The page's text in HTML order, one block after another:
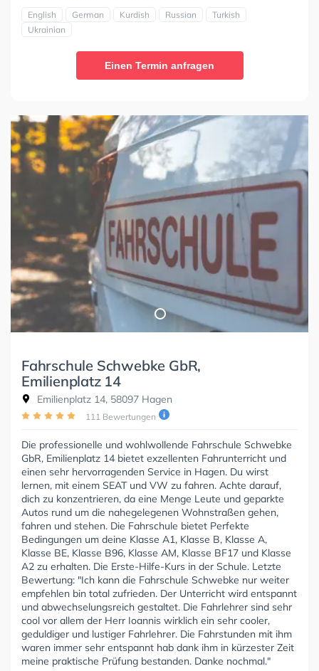
English German Kurdish Russian
Turkish
Ukrainian
Einen Termin anfragen
Fahrschule Schwebke GbR,
Emilienplatz 14
Emilienplatz 14, 58097 Hagen
111 Bewertungen
Die professionelle und wohlwollende Fahrschule Schwebke
GbR, Emilienplatz 14 bietet exzellenten Fahrunterricht und
einen sehr hervorragenden Service in Hagen. Du wirst
lernen, mit einem SEAT und VW zu fahren. Achte darauf,
dich zu konzentrieren, da eine Menge Leute und geparkte
Autos rund um die nahegelegenen Wohnstraßen gehen,
fahren und stehen. Die Fahrschule bietet Perfekte
Bedingungen um deine Klasse A1, Klasse B, Klasse A,
Klasse BE, Klasse B96, Klasse AM, Klasse BF17 und Klasse
A2 zu erhalten. Die Erste-Hilfe-Kurs in der Schule. Letzte
Bewertung: "Ich kann die Fahrschule Schwebke nur weiter
empfehlen bin total zufrieden. Der Unterricht wird entspannt
und abwechselungsreich gestaltet. Die Fahrlehrer sind sehr
cool vor allem der Herr Ioannis wirklich ein sehr cooler,
geduldiger und lustiger Fahrlehrer. Die Fahrstunden mit ihm
waren immer sehr entspannt hab dank ihm in kürzester Zeit
meine praktische Prüfung bestanden. Danke nochmal."